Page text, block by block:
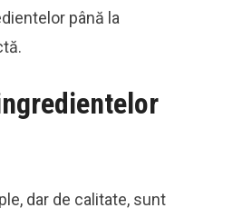
până la
dar de calitate, sunt